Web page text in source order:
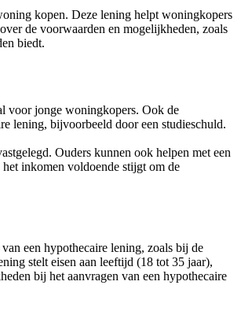
kopen. Deze lening helpt woningkopers
de voorwaarden en mogelijkheden, zoals
biedt.
voor jonge woningkopers. Ook de
lening, bijvoorbeeld door een studieschuld.
Ouders kunnen ook helpen met een
inkomen voldoende stijgt om de
een hypothecaire lening, zoals bij de
stelt eisen aan leeftijd (18 tot 35 jaar),
bij het aanvragen van een hypothecaire